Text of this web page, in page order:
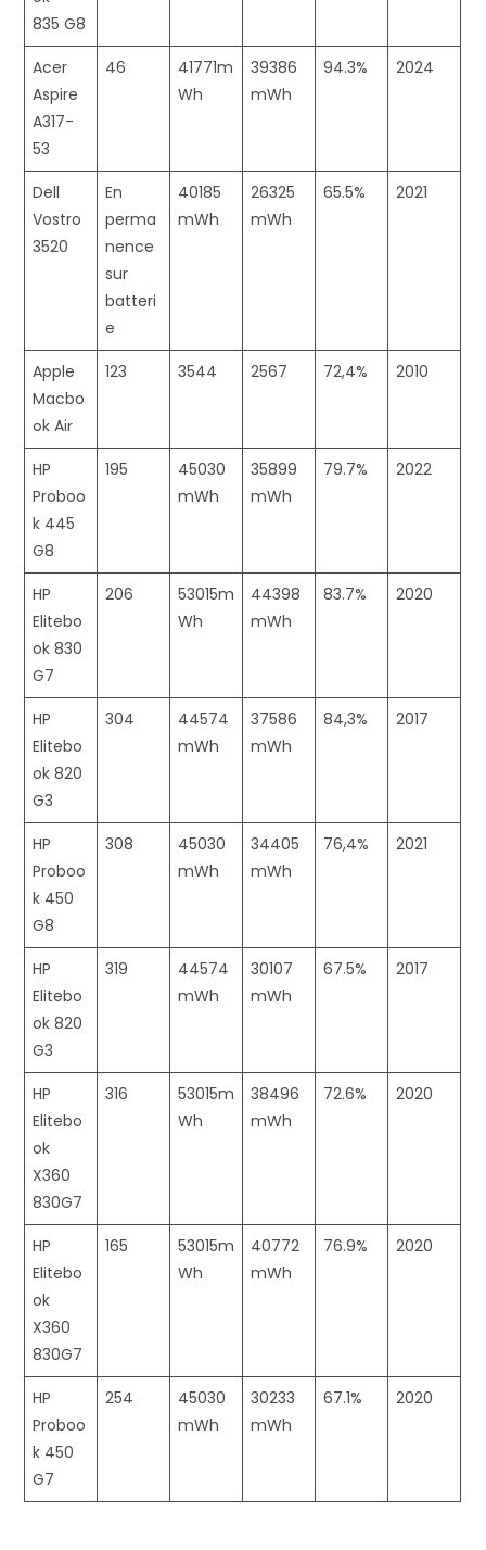
835 G8
Acer
Aspire
A317-
53
46
41771m
Wh
39386
mWh
94.3% 2024
Dell
Vostro
3520
En
perma
nence
sur
batteri
e
40185
mWh
26325
mWh
65.5% 2021
Apple
Macbo
ok Air
123 3544 2567 72,4% 2010
HP
Proboo
k 445
G8
195
45030
mWh
35899
mWh
79.7% 2022
HP
Elitebo
ok 830
G7
206
53015m
Wh
44398
mWh
83.7% 2020
HP
Elitebo
ok 820
G3
304
44574
mWh
37586
mWh
84,3% 2017
HP
Proboo
k 450
G8
308
45030
mWh
34405
mWh
76,4% 2021
HP
Elitebo
ok 820
G3
319
44574
mWh
30107
mWh
67.5% 2017
HP
Elitebo
ok
X360
830G7
316
53015m
Wh
38496
mWh
72.6% 2020
HP
Elitebo
ok
X360
830G7
165
53015m
Wh
40772
mWh
76.9% 2020
HP
Proboo
k 450
G7
254
45030
mWh
30233
mWh
67.1% 2020